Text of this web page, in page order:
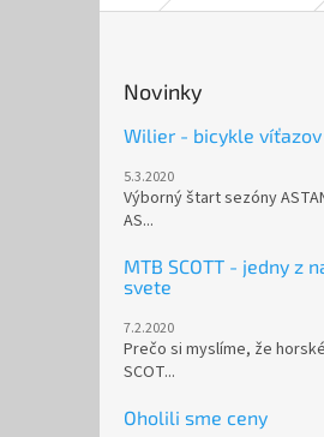
Novinky
Wilier - bicykle víťazov
5.3.2020
Výborný štart sezóny
AS...
MTB SCOTT - jedny z
svete
7.2.2020
Prečo si myslíme, že
SCOT...
Oholili sme ceny